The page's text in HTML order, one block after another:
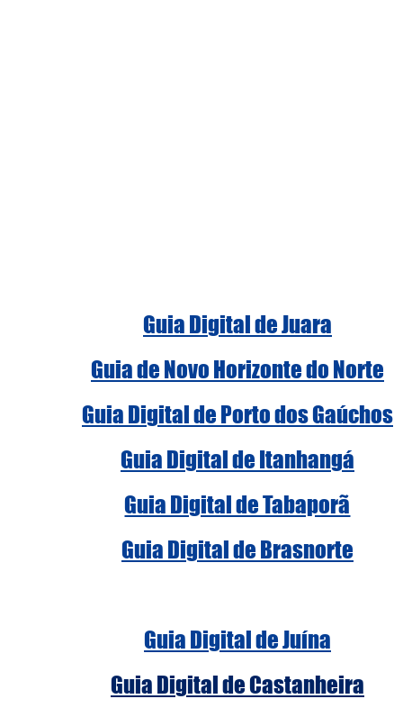
Guia Digital de Juara
Guia de Novo Horizonte do Norte
Guia Digital de Porto dos Gaúchos
Guia Digital de Itanhangá
Guia Digital de Tabaporã
Guia Digital de Brasnorte
Guia Digital de Juína
Guia Digital de Castanheira